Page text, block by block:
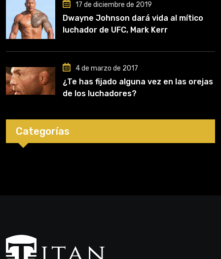
17 de diciembre de 2019
Dwayne Johnson dará vida al mítico
luchador de UFC, Mark Kerr
4 de marzo de 2017
¿Te has fijado alguna vez en las orejas
de los luchadores?
Categorías